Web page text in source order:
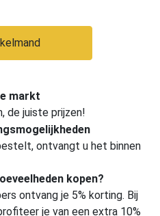
markt
de juiste prijzen!
ontvangt u het binnen
kopen?
ontvang je 5% korting. Bij
je van een extra 10%